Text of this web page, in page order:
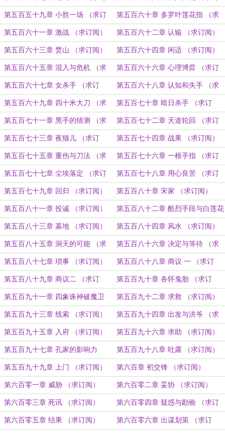
阅） 阅）
第五百五十九章 小胜一场 （求订
阅）
第五百六十章 多罗叶莲花指 （求
订阅）
第五百六十一章 激战 （求订阅） 第五百六十二章 认输 （求订阅）
第五百六十三章 焚山 （求订阅） 第五百六十四章 闲适 （求订阅）
第五百六十五章 混入与危机 （求
订阅）
第五百六十六章 心理博弈 （求订
阅）
第五百六十七章 女杀手 （求订
阅）
第五百六十八章 认知和失手 （求
订阅）
第五百六十九章 四十米大刀 （求
订阅）
第五百七十章 暗日杀手 （求订
阅）
第五百七十一章 黑手的猜测 （求
订阅）
第五百七十二章 天道轮回 （求订
阅）
第五百七十三章 夜猫儿 （求订
阅）
第五百七十四章 战果 （求订阅）
第五百七十五章 重伤与刀法 （求
订阅）
第五百七十六章 一根手指 （求订
阅）
第五百七十七章 尘埃落定 （求订
阅）
第五百七十八章 用心良苦 （求订
阅）
第五百七十九章 回归 （求订阅） 第五百八十章 宋家 （求订阅）
第五百八十一章 投诚 （求订阅） 第五百八十二章 酷烈手段与白莲花
（求订阅）
第五百八十三章 墓地 （求订阅） 第五百八十四章 风水 （求订阅）
第五百八十五章 洞天的可能 （求
订阅）
第五百八十六章 决定与等待 （求
订阅）
第五百八十七章 琐事 （求订阅） 第五百八十八章 商议 一 （求订
阅）
第五百八十九章 商议二 （求订
阅）
第五百九十章 各怀鬼胎 （求订
阅）
第五百九十一章 四象诛神破魔卫
（求订阅）
第五百九十二章 求救 （求订阅）
第五百九十三章 线索 （求订阅） 第五百九十四章 出发与洪爷 （求
订阅）
第五百九十五章 入府 （求订阅） 第五百九十六章 求助 （求订阅）
第五百九十七章 孔家的影响力
（求订阅）
第五百九十八章 吐露 （求订阅）
第五百九十九章 上门 （求订阅） 第六百章 初交锋 （求订阅）
第六百零一章 威胁 （求订阅） 第六百零二章 妥协 （求订阅）
第六百零三章 死讯 （求订阅） 第六百零四章 疑惑与勘验 （求订
阅）
第六百零五章 结果 （求订阅） 第六百零六章 出谋划策 （求订